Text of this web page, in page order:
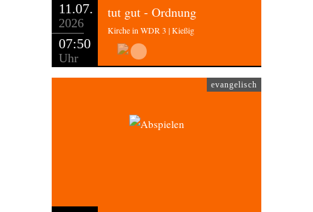
11.07.
2026
07:50
Uhr
tut gut - Ordnung
Kirche in WDR 3 | Kießig
evangelisch